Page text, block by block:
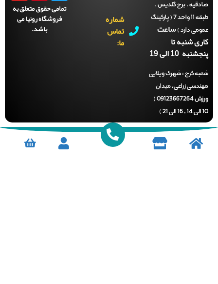
. برج گلدیس .
طبقه 11 واحد 7 ( پارکینگ
دارد )ساعت
شنبه تا
10 الی 19
کرج :شهرک ویلایی
زراعی، میدان
ورزش 09123667264 (
شماره
تماس
تمامی حقوق متعلق به
فروشگاه رونیا می
باشد.